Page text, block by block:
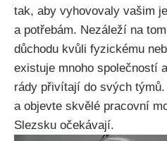
tak, aby vyhovovaly vašim
a potřebám. Nezáleží na
důchodu kvůli fyzickému
existuje mnoho společností
rády přivítají do svých
a objevte skvělé pracovní
Slezsku očekávají.